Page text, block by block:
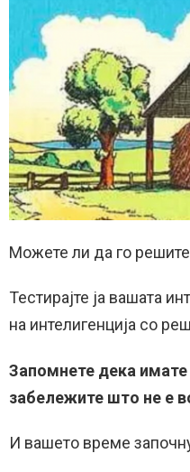
Можете ли да го
Тестирајте ја вашата
на интелигенција со
Запомнете дека
забележите што не е
И вашето време